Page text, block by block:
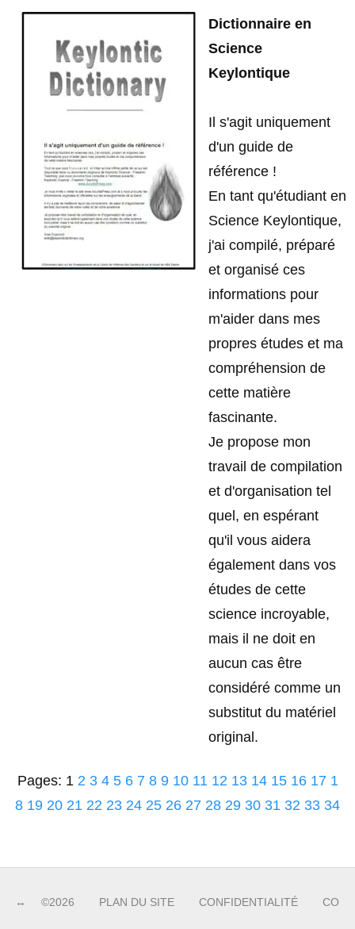
Dictionnaire en
Science
Keylontique
Il s'agit uniquement
d'un guide de
référence !
En tant qu'étudiant en
Science Keylontique,
j'ai compilé, préparé
et organisé ces
informations pour
m'aider dans mes
propres études et ma
compréhension de
cette matière
fascinante.
Je propose mon
travail de compilation
et d'organisation tel
quel, en espérant
qu'il vous aidera
également dans vos
études de cette
science incroyable,
mais il ne doit en
aucun cas être
considéré comme un
substitut du matériel
original.
Pages: 1 2 3 4 5 6 7 8 9 10 11 12 13 14 15 16 17 1
8 19 20 21 22 23 24 25 26 27 28 29 30 31 32 33 34
©2026 PLAN DU SITE CONFIDENTIALITÉ